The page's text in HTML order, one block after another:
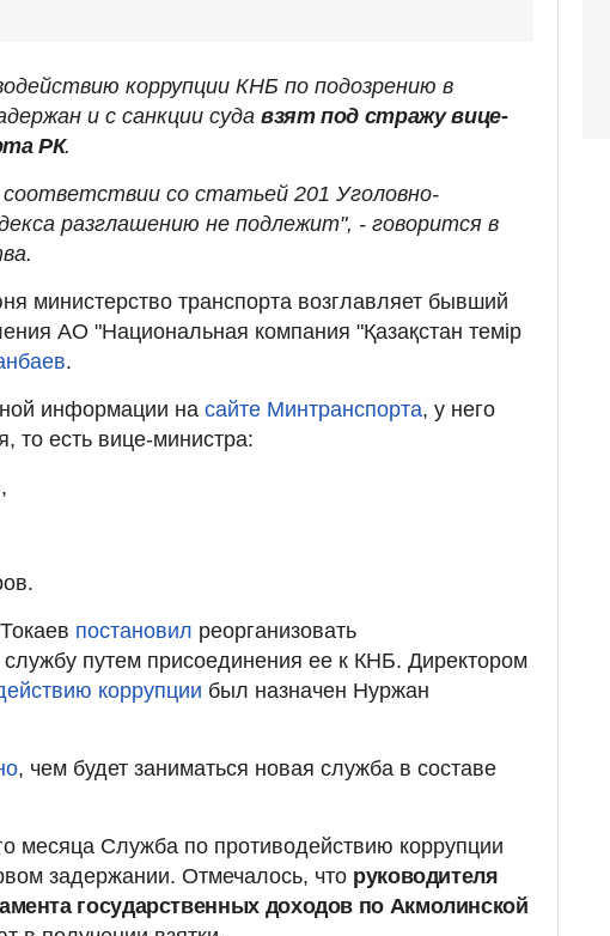
коррупции КНБ по подозрению в
и с санкции суда взят под стражу вице-
РК.
со статьей 201 Уголовно-
разглашению не подлежит", - говорится в
министерство транспорта возглавляет бывший
АО "Национальная компания "Қазақстан темір
.
информации на сайте Минтранспорта, у него
то есть вице-министра:
постановил реорганизовать
путем присоединения ее к КНБ. Директором
коррупции был назначен Нуржан
, чем будет заниматься новая служба в составе
месяца Служба по противодействию коррупции
задержании. Отмечалось, что руководителя
государственных доходов по Акмолинской